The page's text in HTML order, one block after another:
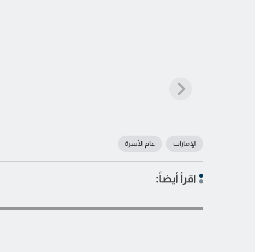
الإمارات عام الأسرة
اقرأ أيضاً: